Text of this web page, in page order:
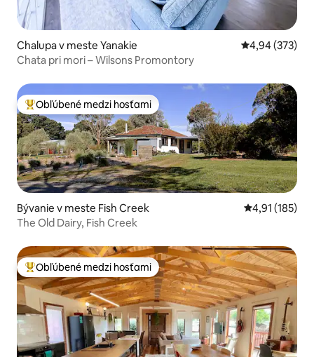
Chalupa v meste Yanakie Priemerné
4,94 (373)
Chata pri mori – Wilsons Promontory
Najobľúbenejšie medzi hosťami
Obľúbené medzi hosťami
Bývanie v meste Fish Creek Priemerné
4,91 (185)
The Old Dairy, Fish Creek
Najobľúbenejšie medzi hosťami
Obľúbené medzi hosťami